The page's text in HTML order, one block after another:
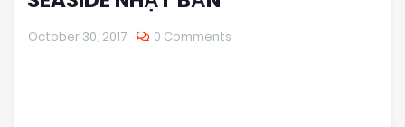
October 30, 2017 0 Comments